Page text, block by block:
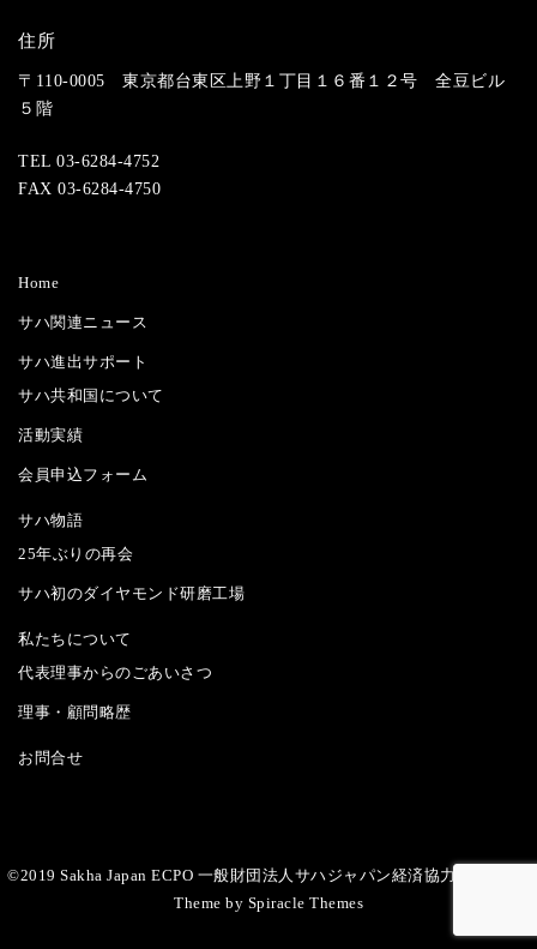
住所
〒110-0005 東京都台東区上野１丁目１６番１２号 全豆ビル
５階
TEL 03-6284-4752
FAX 03-6284-4750
Home
サハ関連ニュース
サハ進出サポート
サハ共和国について
活動実績
会員申込フォーム
サハ物語
25年ぶりの再会
サハ初のダイヤモンド研磨工場
私たちについて
代表理事からのごあいさつ
理事・顧問略歴
お問合せ
©2019 Sakha Japan ECPO 一般財団法人サハジャパン経済協力推進機構
Theme by Spiracle Themes